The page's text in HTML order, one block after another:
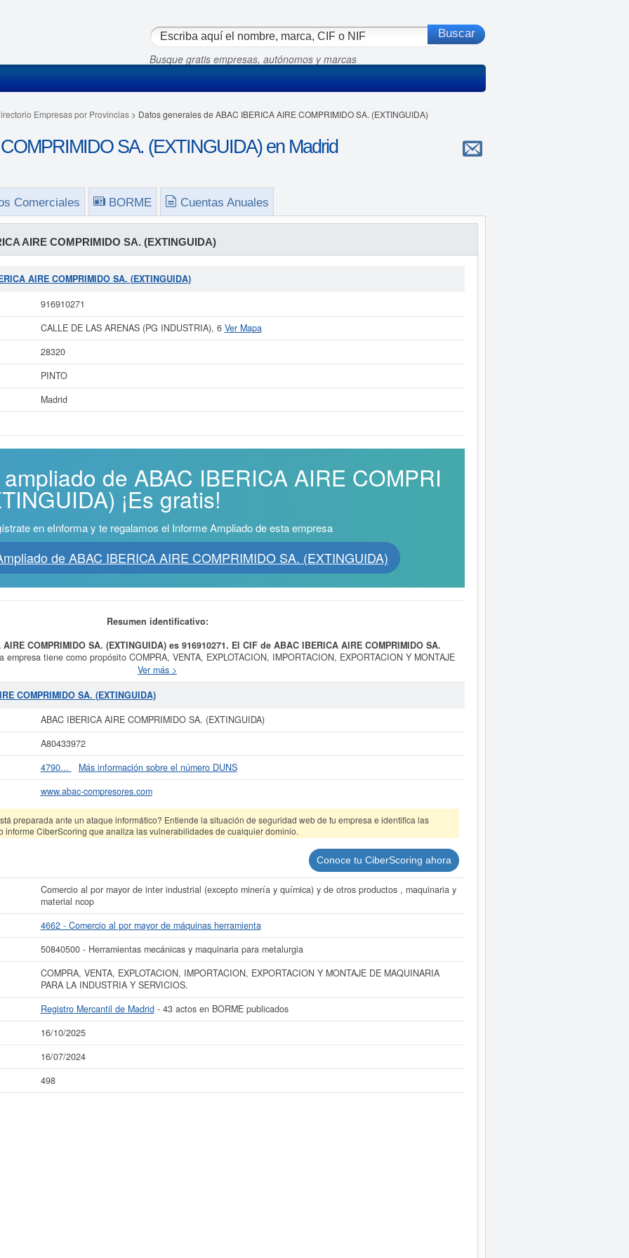
Busque gratis empresas, autónomos y marcas
Empresas por Provincias> Datos generales de ABAC IBERICA AIRE COMPRIMIDO SA. (EXTINGUIDA)
SA. (EXTINGUIDA) en Madrid
Comerciales BORME Cuentas Anuales
AIRE COMPRIMIDO SA. (EXTINGUIDA)
AIRE COMPRIMIDO SA. (EXTINGUIDA)
916910271
CALLE DE LAS ARENAS (PG INDUSTRIA), 6 Ver Mapa
28320
PINTO
Madrid
de ABAC IBERICA AIRE COMPRI
¡Es gratis!
en eInforma y te regalamos el Informe Ampliado de esta empresa
de ABAC IBERICA AIRE COMPRIMIDO SA. (EXTINGUIDA)
Resumen identificativo:
COMPRIMIDO SA. (EXTINGUIDA) es 916910271. El CIF de ABAC IBERICA AIRE COMPRIMIDO SA.
empresa tiene como propósito COMPRA, VENTA, EXPLOTACION, IMPORTACION, EXPORTACION Y MONTAJE
Y SERVICIOS. y fue creada el día 19/10/1992. La categoría CNAE en la que está dada de alta esta empresa
herramienta. Dentro de la Clasificación Industrial Estándar o SIC,ABAC IBERICA AIRE COMPRIMIDO
número 50840500. Esta empresa se compone de un total de 15. La ficha ha sido consultada el 16/07/2024 y
Si quiere consultar qué subvenciones puede llegar a pedir esta empresa, puede hacerlo en esta misma web. El
es mayor de 60.000 €. El BORME tiene publicados 43 actos y está afiliada al Registro Mercantil de Madrid.
de la empresa ABAC IBERICA AIRE COMPRIMIDO SA. (EXTINGUIDA) puede
AIRE COMPRIMIDO SA. (EXTINGUIDA) y consultar los resultados de sus años de actividad, así como los
balances y cuentas de resultados disponibles.
La última actualización del informe de empresa se ha realizado el 16/10/2025.
Ver más >
COMPRIMIDO SA. (EXTINGUIDA)
ABAC IBERICA AIRE COMPRIMIDO SA. (EXTINGUIDA)
A80433972
4790...
Más información sobre el número DUNS
www.abac-compresores.com
preparada ante un ataque informático? Entiende la situación de seguridad web de tu empresa e identifica las
informe CiberScoring que analiza las vulnerabilidades de cualquier dominio.
Conoce tu CiberScoring ahora
Comercio al por mayor de inter industrial (excepto minería y química) y de otros productos , maquinaria y
material ncop
4662 - Comercio al por mayor de máquinas herramienta
50840500 - Herramientas mecánicas y maquinaria para metalurgia
COMPRA, VENTA, EXPLOTACION, IMPORTACION, EXPORTACION Y MONTAJE DE MAQUINARIA
PARA LA INDUSTRIA Y SERVICIOS.
Registro Mercantil de Madrid- 43 actos en BORME publicados
16/10/2025
16/07/2024
498